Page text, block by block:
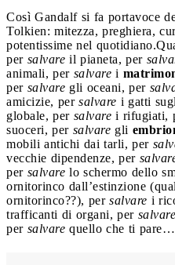
Così Gandalf si fa portavoce
Tolkien: mitezza, preghiera,
potentissime nel quotidiano.
per salvare il pianeta, per
animali, per salvare i
per salvare gli oceani, per
amicizie, per salvare i gatti
globale, per salvare i rifugiati,
suoceri, per salvare gli
mobili antichi dai tarli, per
vecchie dipendenze, per
per salvare lo schermo dello
ornitorinco dall’estinzione
ornitorinco??), persalvare i
trafficanti di organi, persalvare
per salvare quello che ti pare…